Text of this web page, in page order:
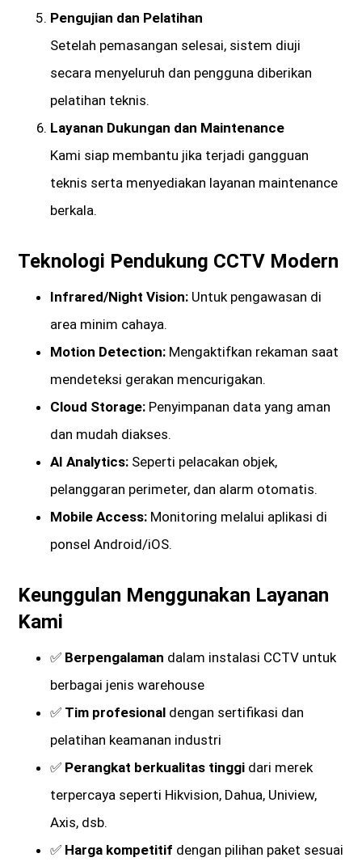
Pengujian dan Pelatihan
Setelah pemasangan selesai, sistem diuji
secara menyeluruh dan pengguna diberikan
pelatihan teknis.
Layanan Dukungan dan Maintenance
Kami siap membantu jika terjadi gangguan
teknis serta menyediakan layanan maintenance
berkala.
Teknologi Pendukung CCTV Modern
Infrared/Night Vision: Untuk pengawasan di
area minim cahaya.
Motion Detection: Mengaktifkan rekaman saat
mendeteksi gerakan mencurigakan.
Cloud Storage: Penyimpanan data yang aman
dan mudah diakses.
AI Analytics: Seperti pelacakan objek,
pelanggaran perimeter, dan alarm otomatis.
Mobile Access: Monitoring melalui aplikasi di
ponsel Android/iOS.
Keunggulan Menggunakan Layanan
Kami
✅ Berpengalaman dalam instalasi CCTV untuk
berbagai jenis warehouse
✅ Tim profesional dengan sertifikasi dan
pelatihan keamanan industri
✅ Perangkat berkualitas tinggi dari merek
terpercaya seperti Hikvision, Dahua, Uniview,
Axis, dsb.
✅ Harga kompetitif dengan pilihan paket sesuai